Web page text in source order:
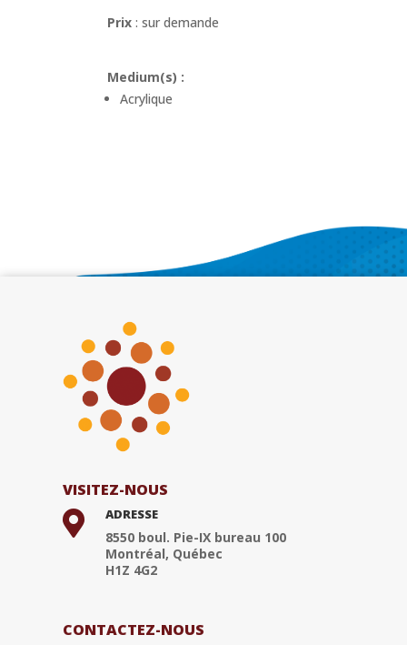
Prix: sur demande
Medium(s) :
Acrylique
VISITEZ-NOUS
 ADRESSE
8550 boul. Pie-IX bureau 100
Montréal, Québec
H1Z 4G2
CONTACTEZ-NOUS